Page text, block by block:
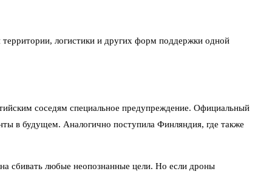
логистики и других форм поддержки одной
соседям специальное предупреждение. Официальный
в будущем. Аналогично поступила Финляндия, где также
сбивать любые неопознанные цели. Но если дроны